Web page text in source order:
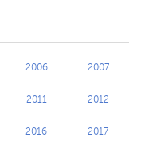
2006 2007
2011 2012
2016 2017